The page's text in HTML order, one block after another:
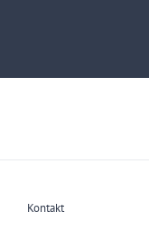
Kontakt